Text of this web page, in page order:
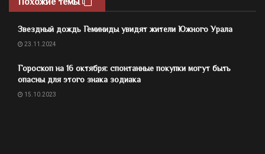
Звездный дождь Геминиды увидят жители Южного Урала
23.11.2024
Гороскоп на 16 октября: спонтанные покупки могут быть
опасны для этого знака зодиака
15.10.2023